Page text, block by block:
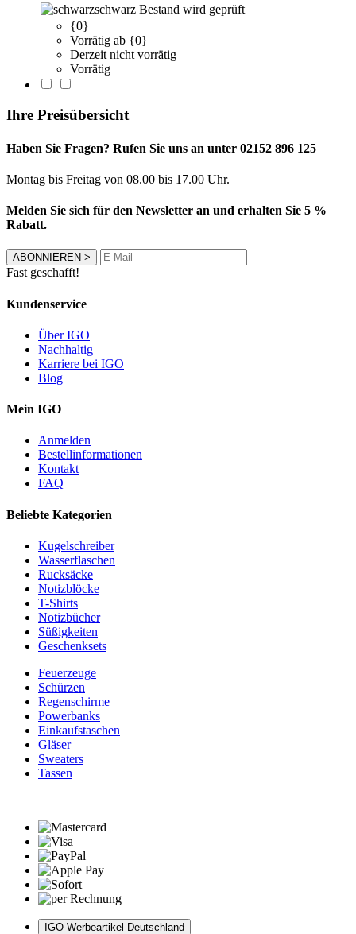
schwarz Bestand wird geprüft
{0}
Vorrätig ab {0}
Derzeit nicht vorrätig
Vorrätig
Ihre Preisübersicht
Haben Sie Fragen? Rufen Sie uns an unter 02152 896 125
Montag bis Freitag von 08.00 bis 17.00 Uhr.
Melden Sie sich für den Newsletter an und erhalten Sie 5 %
Rabatt.
ABONNIEREN >
Fast geschafft!
Kundenservice
Über IGO
Nachhaltig
Karriere bei IGO
Blog
Mein IGO
Anmelden
Bestellinformationen
Kontakt
FAQ
Beliebte Kategorien
Kugelschreiber
Wasserflaschen
Rucksäcke
Notizblöcke
T-Shirts
Notizbücher
Süßigkeiten
Geschenksets
Feuerzeuge
Schürzen
Regenschirme
Powerbanks
Einkaufstaschen
Gläser
Sweaters
Tassen
IGO Werbeartikel Deutschland